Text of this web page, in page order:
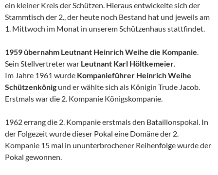
ein kleiner Kreis der Schützen. Hieraus entwickelte sich der
Stammtisch der 2., der heute noch Bestand hat und jeweils am
1. Mittwoch im Monat in unserem Schützenhaus stattfindet.
1959 übernahm Leutnant Heinrich Weihe die Kompanie.
Sein Stellvertreter war Leutnant Karl Höltkemeier.
Im Jahre 1961 wurde Kompanieführer Heinrich Weihe
Schützenkönig und er wählte sich als Königin Trude Jacob.
Erstmals war die 2. Kompanie Königskompanie.
1962 errang die 2. Kompanie erstmals den Bataillonspokal. In
der Folgezeit wurde dieser Pokal eine Domäne der 2.
Kompanie 15 mal in ununterbrochener Reihenfolge wurde der
Pokal gewonnen.